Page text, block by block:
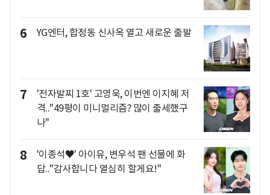
6 YG엔터, 합정동 신사옥 열고 새로운 출발
7
'전자발찌 1호' 고영욱, 이번엔 이지혜 저
격.."49평이 미니멀리즘? 많이 출세했구
나"
8
'이종석♥' 아이유, 변우석 팬 선물에 화
답.."감사합니다 열심히 할게요!"